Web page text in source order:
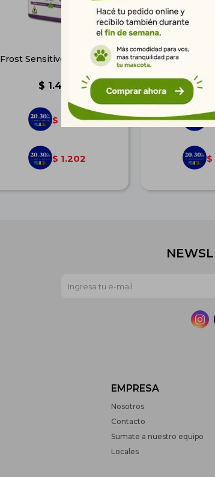
Frost Sensitive Skin 2,5 kg
$ 1.484
$ 1.072
$ 1.202
N&D
Md/Mx Sui
$
$
$
EMPRESA
Nosotros
Contacto
Sumate a nuestro equipo
Locales
